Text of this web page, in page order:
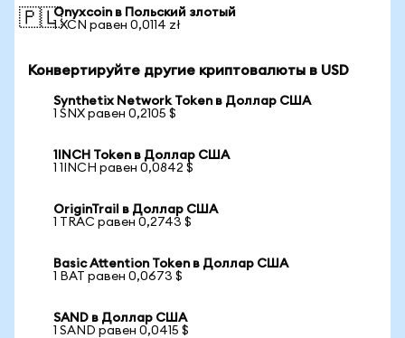
🇵🇱Onyxcoin в Польский злотый
1 XCN равен 0,0114 zł
Конвертируйте другие криптовалюты в USD
Synthetix Network Token в Доллар США
1 SNX равен 0,2105 $
1INCH Token в Доллар США
1 1INCH равен 0,0842 $
OriginTrail в Доллар США
1 TRAC равен 0,2743 $
Basic Attention Token в Доллар США
1 BAT равен 0,0673 $
SAND в Доллар США
1 SAND равен 0,0415 $